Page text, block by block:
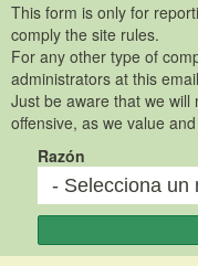
This form is only for
comply the site rules.
For any other type of
administrators at this
Just be aware that we
offensive, as we value
Razón